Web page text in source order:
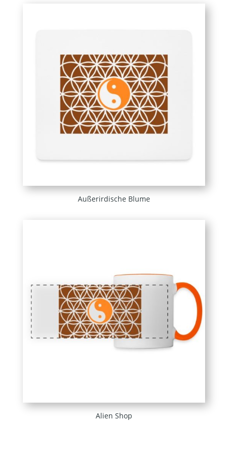
Außerirdische Blume
Alien Shop